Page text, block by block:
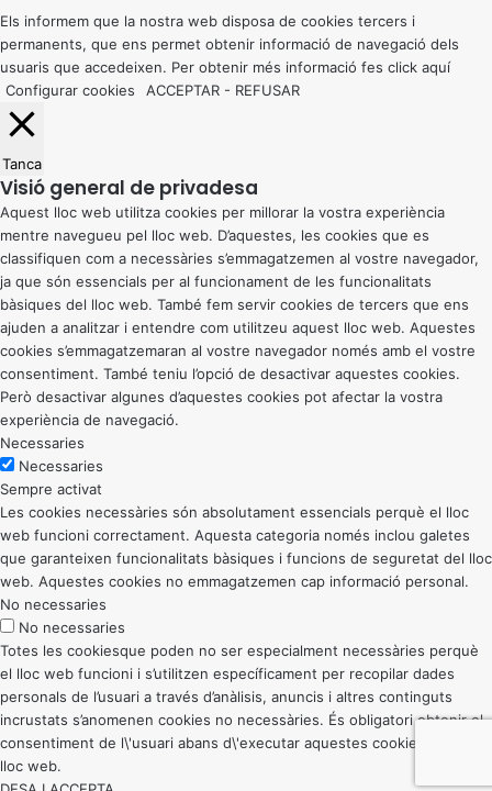
button
Els informem que la nostra web disposa de cookies tercers i
permanents, que ens permet obtenir informació de navegació dels
usuaris que accedeixen. Per obtenir més informació fes click aquí
Configurar cookies
ACCEPTAR - REFUSAR
Tanca
Visió general de privadesa
Aquest lloc web utilitza cookies per millorar la vostra experiència
mentre navegueu pel lloc web. D’aquestes, les cookies que es
classifiquen com a necessàries s’emmagatzemen al vostre navegador,
ja que són essencials per al funcionament de les funcionalitats
bàsiques del lloc web. També fem servir cookies de tercers que ens
ajuden a analitzar i entendre com utilitzeu aquest lloc web. Aquestes
cookies s’emmagatzemaran al vostre navegador només amb el vostre
consentiment. També teniu l’opció de desactivar aquestes cookies.
Però desactivar algunes d’aquestes cookies pot afectar la vostra
experiència de navegació.
Necessaries
Necessaries
Sempre activat
Les cookies necessàries són absolutament essencials perquè el lloc
web funcioni correctament. Aquesta categoria només inclou galetes
que garanteixen funcionalitats bàsiques i funcions de seguretat del lloc
web. Aquestes cookies no emmagatzemen cap informació personal.
No necessaries
No necessaries
Totes les cookiesque poden no ser especialment necessàries perquè
el lloc web funcioni i s’utilitzen específicament per recopilar dades
personals de l’usuari a través d’anàlisis, anuncis i altres continguts
incrustats s’anomenen cookies no necessàries. És obligatori obtenir el
consentiment de l\'usuari abans d\'executar aquestes cookies al vostre
lloc web.